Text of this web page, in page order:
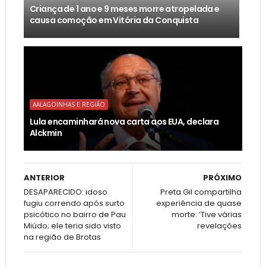
Criança de 1 ano e 9 meses morre atropelada e
causa comoção em Vitória da Conquista
AALAGOINHAS E REGIÃO
Lula encaminhará nova carta aos EUA, declara
Alckmin
PRÓXIMO
Preta Gil compartilha
experiência de quase
morte: ‘Tive várias
revelações
ANTERIOR
DESAPARECIDO: idoso
fugiu correndo após surto
psicótico no bairro de Pau
Miúdo; ele teria sido visto
na região de Brotas